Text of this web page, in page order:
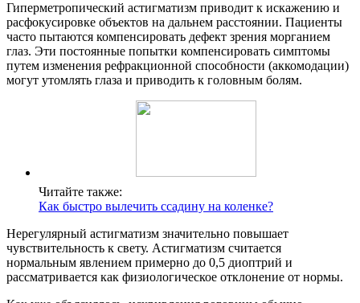
Гиперметропический астигматизм приводит к искажению и
расфокусировке объектов на дальнем расстоянии. Пациенты
часто пытаются компенсировать дефект зрения морганием
глаз. Эти постоянные попытки компенсировать симптомы
путем изменения рефракционной способности (аккомодации)
могут утомлять глаза и приводить к головным болям.
Читайте также:
Как быстро вылечить ссадину на коленке?
Нерегулярный астигматизм значительно повышает
чувствительность к свету. Астигматизм считается
нормальным явлением примерно до 0,5 диоптрий и
рассматривается как физиологическое отклонение от нормы.